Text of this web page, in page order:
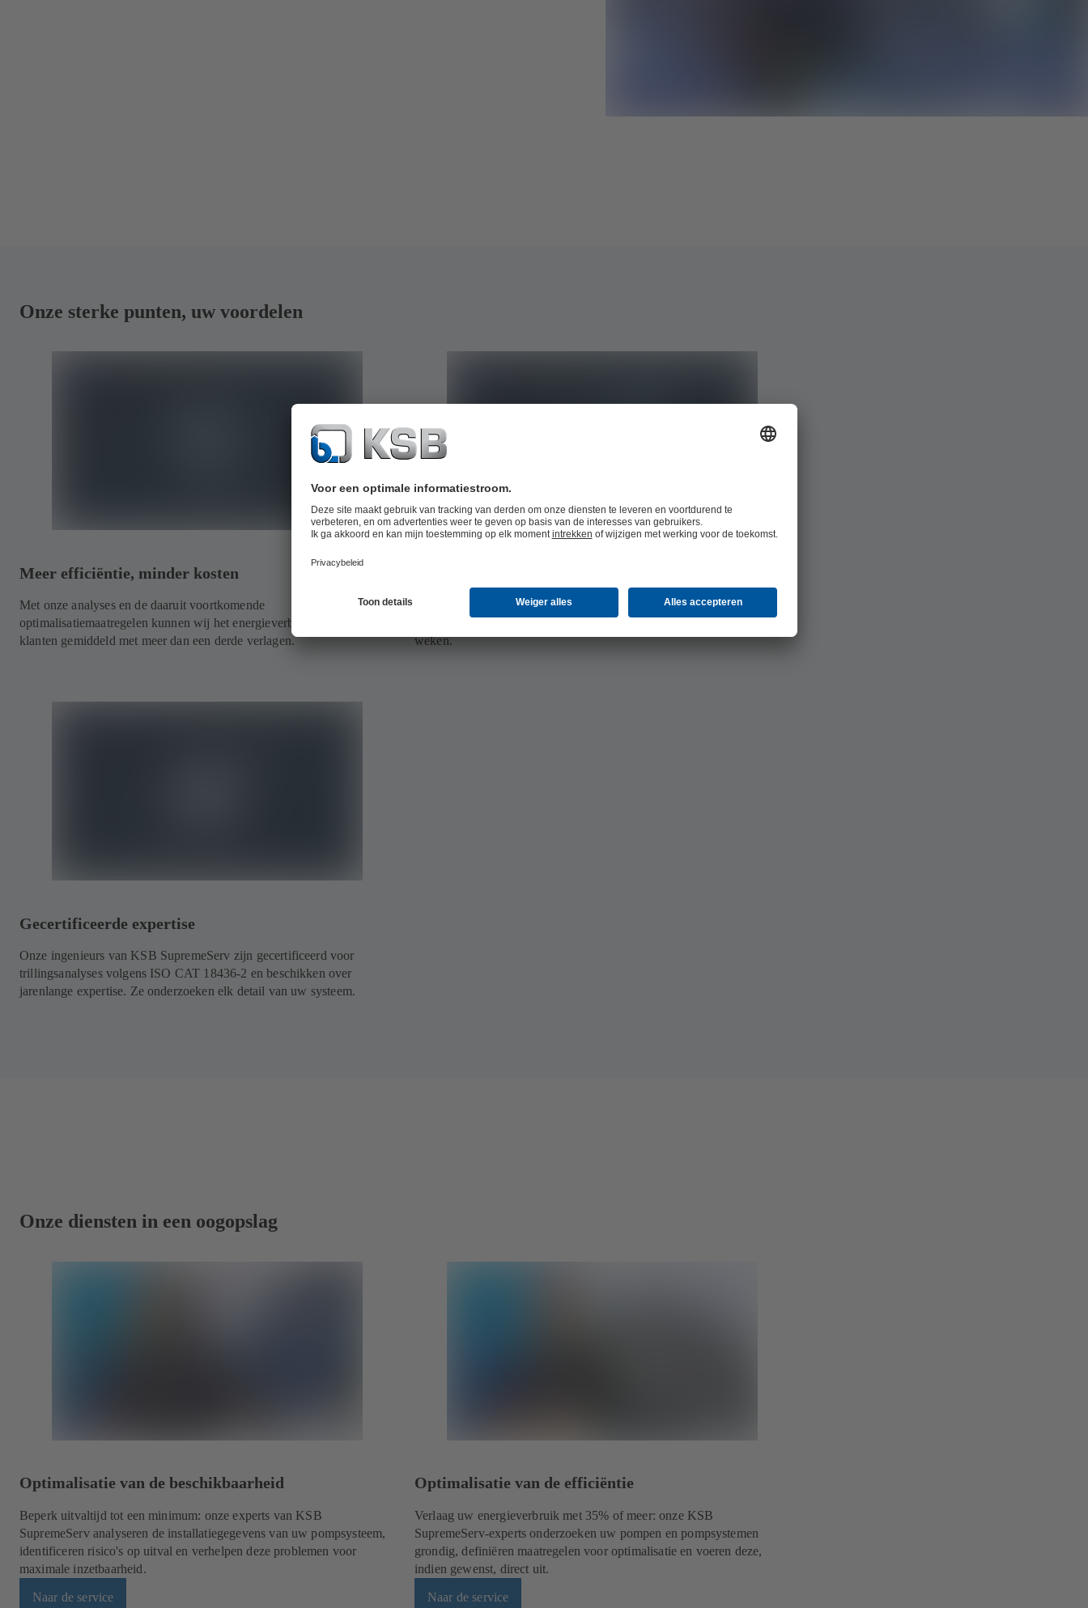
Onze sterke punten, uw voordelen
Meer efficiëntie, minder kosten
Met onze analyses en de daaruit voortkomende
optimalisatiemaatregelen kunnen wij het energieverbruik van onze
klanten gemiddeld met meer dan een derde verlagen.
Met KSB SupremeServ verliest u geen tijd: van de eerste meting tot de
weken.
Gecertificeerde expertise
Onze ingenieurs van KSB SupremeServ zijn gecertificeerd voor
trillingsanalyses volgens ISO CAT 18436-2 en beschikken over
jarenlange expertise. Ze onderzoeken elk detail van uw systeem.
Onze diensten in een oogopslag
Optimalisatie van de beschikbaarheid
Beperk uitvaltijd tot een minimum: onze experts van KSB
SupremeServ analyseren de installatiegegevens van uw pompsysteem,
identificeren risico's op uitval en verhelpen deze problemen voor
maximale inzetbaarheid.
Naar de service
Optimalisatie van de efficiëntie
Verlaag uw energieverbruik met 35% of meer: onze KSB
SupremeServ-experts onderzoeken uw pompen en pompsystemen
grondig, definiëren maatregelen voor optimalisatie en voeren deze,
indien gewenst, direct uit.
Naar de service